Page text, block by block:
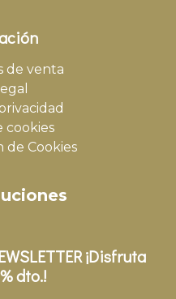
de venta
cookies
de Cookies
¡Disfruta
dto.!